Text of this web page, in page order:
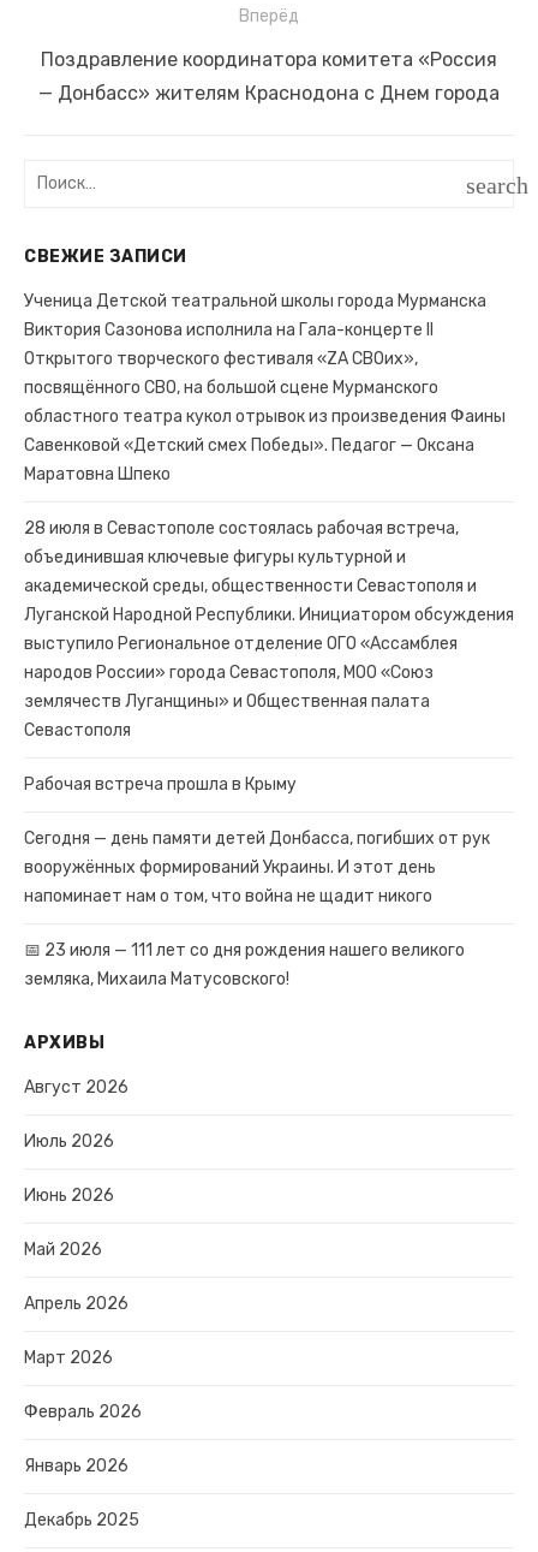
Вперёд
Следующая
запись:
Поздравление координатора комитета «Россия
— Донбасс» жителям Краснодона с Днем города
Поиск: search
СВЕЖИЕ ЗАПИСИ
Ученица Детской театральной школы города Мурманска
Виктория Сазонова исполнила на Гала-концерте II
Открытого творческого фестиваля «ZA СВОих»,
посвящённого СВО, на большой сцене Мурманского
областного театра кукол отрывок из произведения Фаины
Савенковой «Детский смех Победы». Педагог — Оксана
Маратовна Шпеко
28 июля в Севастополе состоялась рабочая встреча,
объединившая ключевые фигуры культурной и
академической среды, общественности Севастополя и
Луганской Народной Республики. Инициатором обсуждения
выступило Региональное отделение ОГО «Ассамблея
народов России» города Севастополя, МОО «Союз
землячеств Луганщины» и Общественная палата
Севастополя
Рабочая встреча прошла в Крыму
Сегодня — день памяти детей Донбасса, погибших от рук
вооружённых формирований Украины. И этот день
напоминает нам о том, что война не щадит никого
📅 23 июля — 111 лет со дня рождения нашего великого
земляка, Михаила Матусовского!
АРХИВЫ
Август 2026
Июль 2026
Июнь 2026
Май 2026
Апрель 2026
Март 2026
Февраль 2026
Январь 2026
Декабрь 2025